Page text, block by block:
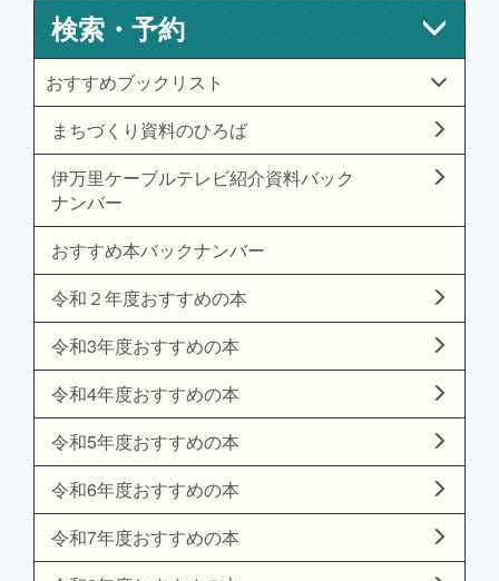
検索・予約
おすすめブックリスト
まちづくり資料のひろば
伊万里ケーブルテレビ紹介資料バック
ナンバー
おすすめ本バックナンバー
令和２年度おすすめの本
令和3年度おすすめの本
令和4年度おすすめの本
令和5年度おすすめの本
令和6年度おすすめの本
令和7年度おすすめの本